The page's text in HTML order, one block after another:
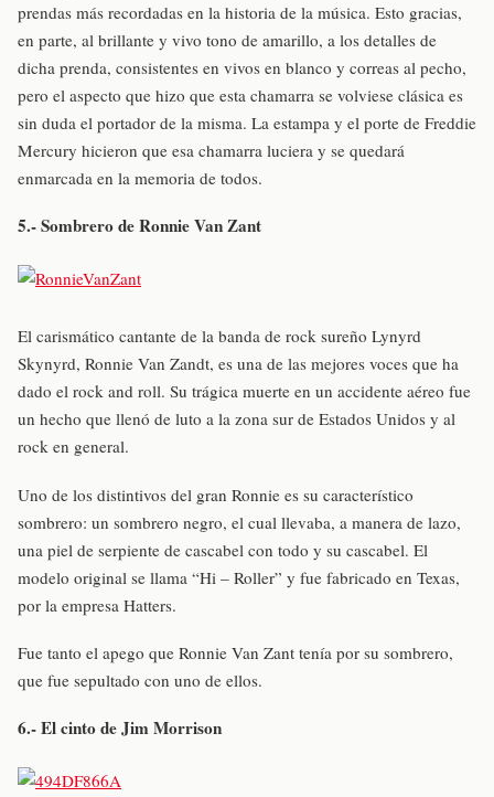
prendas más recordadas en la historia de la música. Esto gracias,
en parte, al brillante y vivo tono de amarillo, a los detalles de
dicha prenda, consistentes en vivos en blanco y correas al pecho,
pero el aspecto que hizo que esta chamarra se volviese clásica es
sin duda el portador de la misma. La estampa y el porte de Freddie
Mercury hicieron que esa chamarra luciera y se quedará
enmarcada en la memoria de todos.
5.- Sombrero de Ronnie Van Zant
El carismático cantante de la banda de rock sureño Lynyrd
Skynyrd, Ronnie Van Zandt, es una de las mejores voces que ha
dado el rock and roll. Su trágica muerte en un accidente aéreo fue
un hecho que llenó de luto a la zona sur de Estados Unidos y al
rock en general.
Uno de los distintivos del gran Ronnie es su característico
sombrero: un sombrero negro, el cual llevaba, a manera de lazo,
una piel de serpiente de cascabel con todo y su cascabel. El
modelo original se llama “Hi – Roller” y fue fabricado en Texas,
por la empresa Hatters.
Fue tanto el apego que Ronnie Van Zant tenía por su sombrero,
que fue sepultado con uno de ellos.
6.- El cinto de Jim Morrison